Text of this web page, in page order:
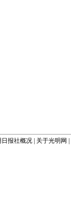
日报社概况 关于光明网